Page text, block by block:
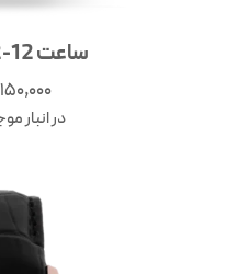
ساعت Laxmi 8532-12
در انبار